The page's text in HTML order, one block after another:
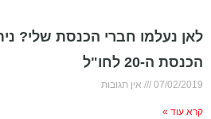
לאן נעלמו חברי הכנסת שלי?
הכנסת ה-20 לחו"ל
07/02/2019 אין תגובות
קרא עוד »